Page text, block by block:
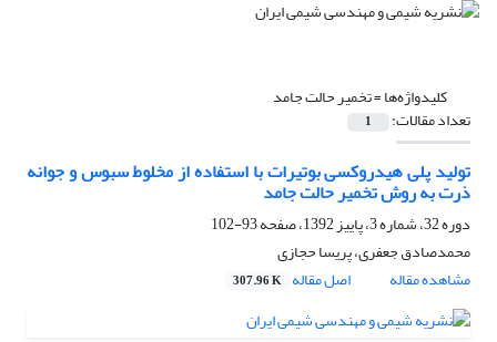
کلیدواژه‌ها =تخمیر حالت جامد
تعداد مقالات: 1
تولید پلی هیدروکسی بوتیرات با استفاده از مخلوط سبوس و جوانه
ذرت به روش تخمیر حالت جامد
دوره 32، شماره 3، پاییز 1392، صفحه
93-102
محمدصادق جعفری، پریسا حجازی
مشاهده مقاله
اصل مقاله 307.96 K